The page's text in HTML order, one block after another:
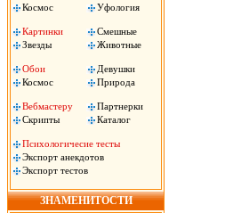
Космос
Уфология
Картинки
Смешные
Звезды
Животные
Обои
Девушки
Космос
Природа
Вебмастеру
Партнерки
Скрипты
Каталог
Психологичесие тесты
Экспорт анекдотов
Экспорт тестов
ЗНАМЕНИТОСТИ